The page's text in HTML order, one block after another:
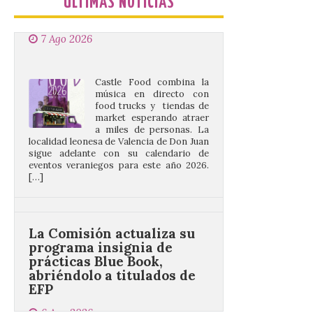
ÚLTIMAS NOTICIAS
Castle Food combina la
a miles de personas. La
localidad leonesa de Valencia de Don Juan
sigue adelante con su calendario de
eventos veraniegos para este año 2026.
[…]
La Comisión actualiza su
abriéndolo a titulados de
EFP
6 Ago 2026
Las solicitudes estarán